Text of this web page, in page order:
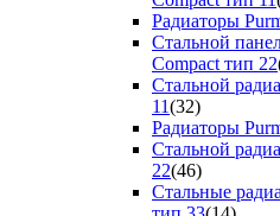
Радиаторы
Стальной
Compact тип 22
Стальной
11(32)
Радиаторы
Стальной
22(46)
Стальные